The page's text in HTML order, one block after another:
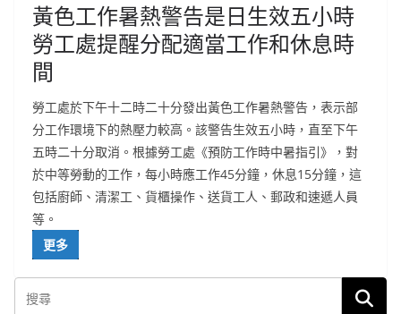
黃色工作暑熱警告是日生效五小時
勞工處提醒分配適當工作和休息時
間
勞工處於下午十二時二十分發出黃色工作暑熱警告，表示部
分工作環境下的熱壓力較高。該警告生效五小時，直至下午
五時二十分取消。根據勞工處《預防工作時中暑指引》，對
於中等勞動的工作，每小時應工作45分鐘，休息15分鐘，這
包括廚師、清潔工、貨櫃操作、送貨工人、郵政和速遞人員
等。
更多